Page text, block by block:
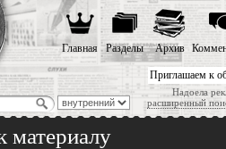
Приглашаем к
Надоела
расширенный
Главная Разделы Архив
материалу